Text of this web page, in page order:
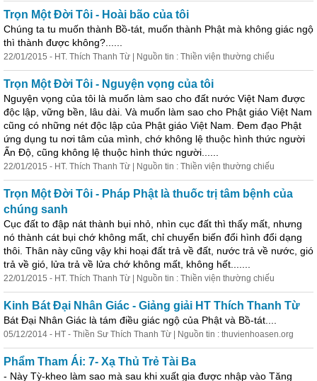
Trọn Một Đời Tôi - Hoài bão của tôi
Chúng ta tu muốn thành Bồ-tát, muốn thành Phật mà không giác ngộ
thì thành được không?......
22/01/2015 - HT. Thích Thanh Từ | Nguồn tin : Thiền viện thường chiếu
Trọn Một Đời Tôi - Nguyện vọng của tôi
Nguyện vọng của tôi là muốn làm sao cho đất nước Việt Nam được
độc lập, vững bền, lâu dài. Và muốn làm sao cho Phật giáo Việt Nam
cũng có những nét độc lập của Phật giáo Việt Nam. Đem đạo Phật
ứng dụng tu nơi tâm của mình, chớ không lệ thuộc hình thức người
Ấn Độ, cũng không lệ thuộc hình thức người......
22/01/2015 - HT. Thích Thanh Từ | Nguồn tin : Thiền viện thường chiếu
Trọn Một Đời Tôi - Pháp Phật là thuốc trị tâm bệnh của
chúng sanh
Cục đất to đập nát thành bụi nhỏ, nhìn cục đất thì thấy mất, nhưng
nó thành cát bụi chớ không mất, chỉ chuyển biến đổi hình đổi dạng
thôi. Thân này cũng vậy khi hoại đất trả về đất, nước trả về nước, gió
trả về gió, lửa trả về lửa chớ không mất, không hết.......
22/01/2015 - HT. Thích Thanh Từ | Nguồn tin : Thiền viện thường chiếu
Kinh Bát Đại Nhân Giác - Giảng giải HT Thích Thanh Từ
Bát Đại Nhân Giác là tám điều giác ngộ của Phật và Bồ-tát....
05/12/2014 - HT - Thiền Sư Thích Thanh Từ | Nguồn tin : thuvienhoasen.org
Phẩm Tham Ái: 7- Xạ Thủ Trẻ Tài Ba
- Này Tỳ-kheo làm sao mà sau khi xuất gia được nhập vào Tăng